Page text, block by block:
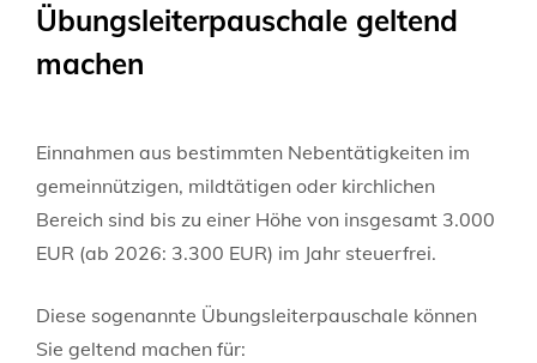
Übungsleiterpauschale geltend
machen
Einnahmen aus bestimmten Nebentätigkeiten im
gemeinnützigen, mildtätigen oder kirchlichen
Bereich sind bis zu einer Höhe von insgesamt 3.000
EUR (ab 2026: 3.300 EUR) im Jahr steuerfrei.
Diese sogenannte Übungsleiterpauschale können
Sie geltend machen für: